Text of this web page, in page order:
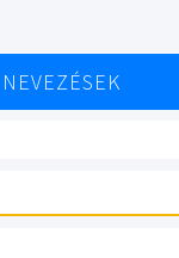
NEVEZÉSEK